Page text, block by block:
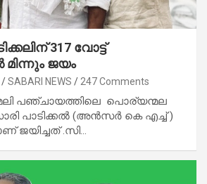
317 വോട്ട്
ജയം
SABARI NEWS 247 Comments
പഞ്ചായത്തിലെ പൊര്യന്മല
പാടിക്കൽ (അൻസർ കെ എച്ച് )
ജയിച്ചത് .സി…